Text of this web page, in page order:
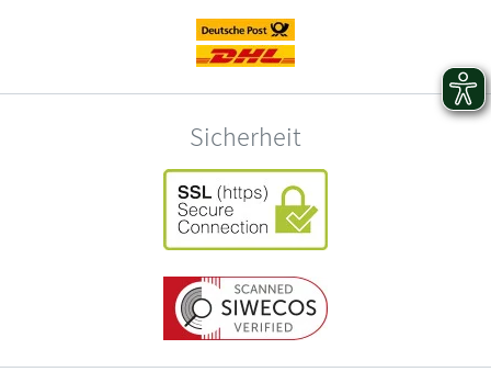
Sicherheit